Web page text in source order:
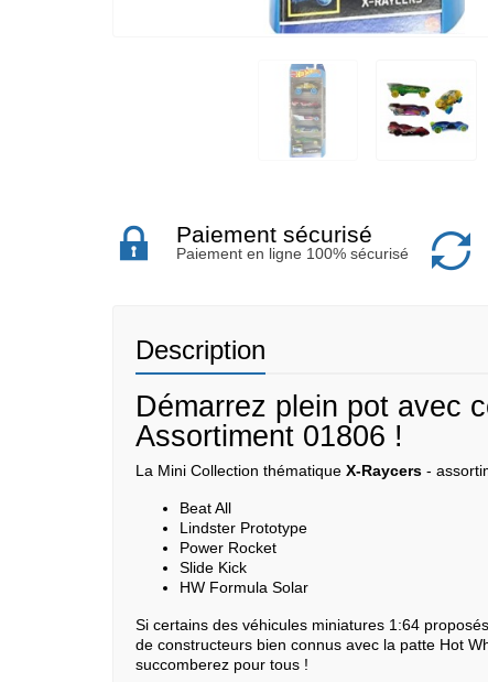
Paiement sécurisé
Paiement en ligne 100% sécurisé
Description
Démarrez plein pot avec
Assortiment 01806 !
La Mini Collection thématique X-Raycers -
Beat All
Lindster Prototype
Power Rocket
Slide Kick
HW Formula Solar
Si certains des véhicules miniatures 1:64
de constructeurs bien connus avec la patte Hot
succomberez pour tous !